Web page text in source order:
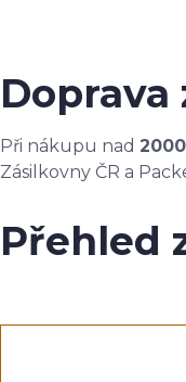
Doprava
Při nákupu nad
Zásilkovny ČR a
Přehled